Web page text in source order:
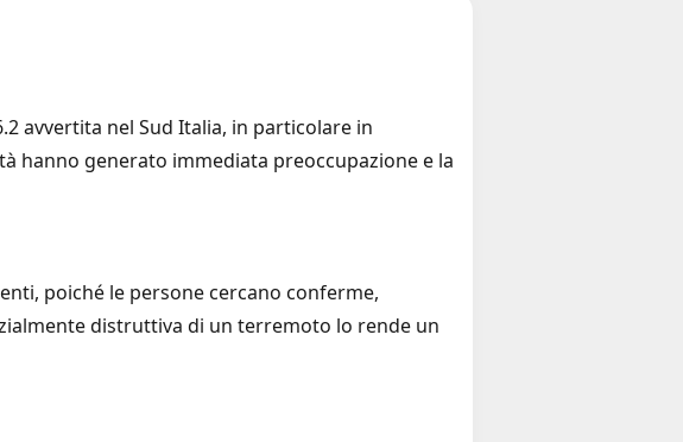
avvertita nel Sud Italia, in particolare in
hanno generato immediata preoccupazione e la
poiché le persone cercano conferme,
distruttiva di un terremoto lo rende un